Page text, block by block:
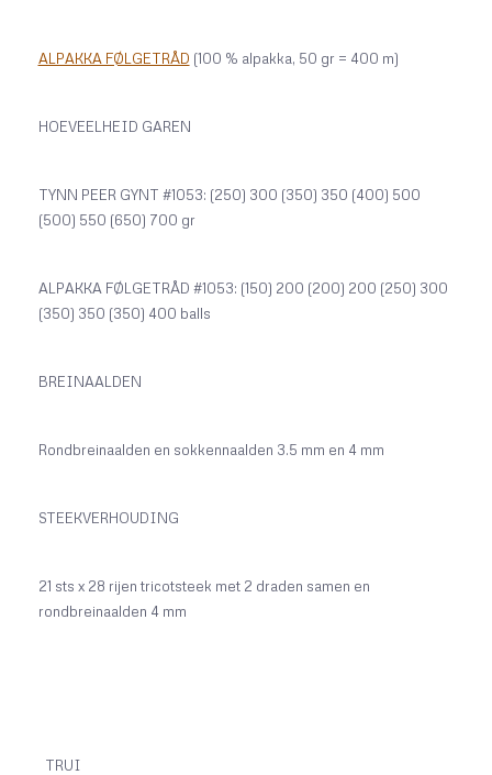
ALPAKKA FØLGETRÅD (100 % alpakka, 50 gr = 400 m)
HOEVEELHEID GAREN
TYNN PEER GYNT #1053: (250) 300 (350) 350 (400) 500
(500) 550 (650) 700 gr
ALPAKKA FØLGETRÅD #1053: (150) 200 (200) 200 (250) 300
(350) 350 (350) 400 balls
BREINAALDEN
Rondbreinaalden en sokkennaalden 3.5 mm en 4 mm
STEEKVERHOUDING
21 sts x 28 rijen tricotsteek met 2 draden samen en
rondbreinaalden 4 mm
TRUI